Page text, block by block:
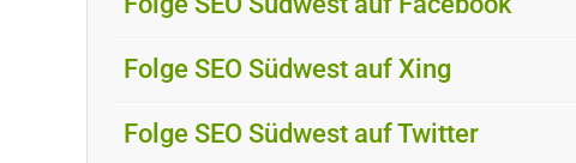
Folge SEO Südwest auf Xing
Folge SEO Südwest auf Twitter